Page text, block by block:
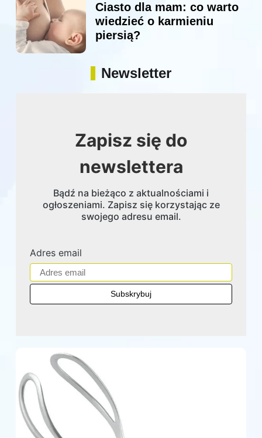
Ciasto dla mam: co warto
wiedzieć o karmieniu
piersią?
Newsletter
Zapisz się do
newslettera
Bądź na bieżąco z aktualnościami i
ogłoszeniami. Zapisz się korzystając ze
swojego adresu email.
Adres email